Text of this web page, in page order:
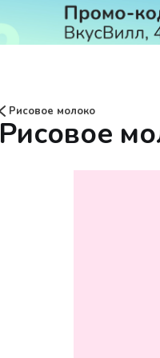
Рисовое молоко
Рисовое